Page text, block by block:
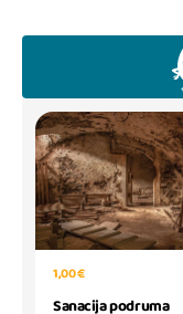
1,00 €
Sanacija podruma